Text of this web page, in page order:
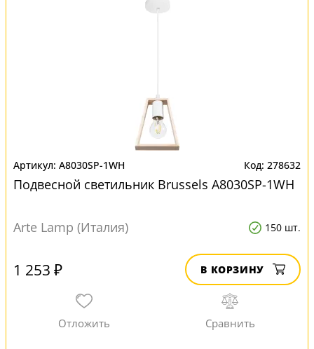
A8030SP-1WH 278632
Подвесной светильник Brussels A8030SP-1WH
Arte Lamp (Италия) 150 шт.
1 253 ₽ В КОРЗИНУ